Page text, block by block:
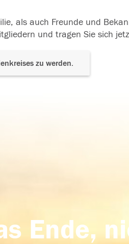
als auch Freunde und
und tragen Sie sich
zu werden.
Ende,